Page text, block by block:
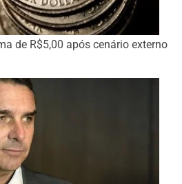
de R$5,00 após cenário externo